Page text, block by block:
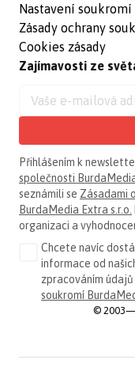
Nastavení soukromí
Zásady ochrany
Cookies zásady
Zajímavosti ze
Přihlášením k
společnosti
seznámili se Zásadami
BurdaMedia Extra s.r.o.
organizaci a
Chcete navíc
informace od
zpracováním
soukromí
©